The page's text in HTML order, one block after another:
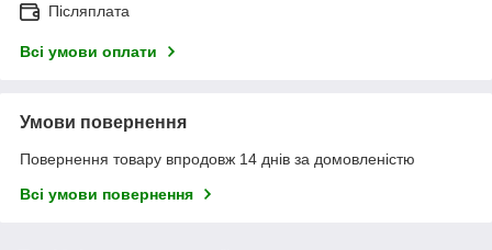
Післяплата
Всі умови оплати
Умови повернення
Повернення товару впродовж 14 днів за домовленістю
Всі умови повернення